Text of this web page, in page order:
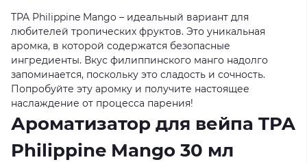
TPA Philippine Mango – идеальный вариант для
любителей тропических фруктов. Это уникальная
аромка, в которой содержатся безопасные
ингредиенты. Вкус филиппинского манго надолго
запоминается, поскольку это сладость и сочность.
Попробуйте эту аромку и получите настоящее
наслаждение от процесса парения!
Ароматизатор для вейпа TPA
Philippine Mango 30 мл